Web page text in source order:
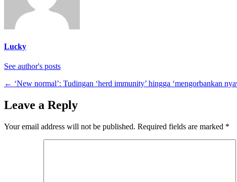
Lucky
See author's posts
← ‘New normal’: Tudingan ‘herd immunity’ hingga ‘mengorbankan
Leave a Reply
Your email address will not be published. Required fields are marked *